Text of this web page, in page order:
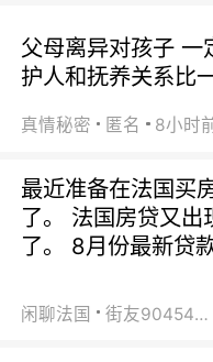
父母离异对孩子 一
护人和抚养关系比
真情秘密 匿名 8小时
最近准备在法国买
了。 法国房贷又出
了。 8月份最新贷
闲聊法国 街友90454511